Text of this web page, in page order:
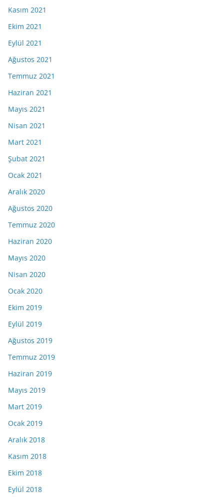
Kasım 2021
Ekim 2021
Eylül 2021
Ağustos 2021
Temmuz 2021
Haziran 2021
Mayıs 2021
Nisan 2021
Mart 2021
Şubat 2021
Ocak 2021
Aralık 2020
Ağustos 2020
Temmuz 2020
Haziran 2020
Mayıs 2020
Nisan 2020
Ocak 2020
Ekim 2019
Eylül 2019
Ağustos 2019
Temmuz 2019
Haziran 2019
Mayıs 2019
Mart 2019
Ocak 2019
Aralık 2018
Kasım 2018
Ekim 2018
Eylül 2018